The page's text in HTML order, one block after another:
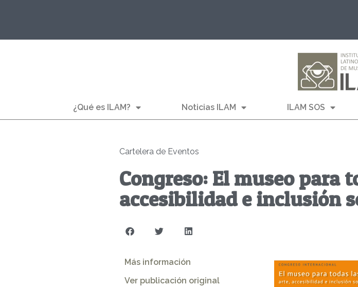
¿Qué es ILAM? Noticias ILAM ILAM SOS
Cartelera de Eventos
Congreso: El museo para
accesibilidad e inclusión
Más información
Ver publicación original